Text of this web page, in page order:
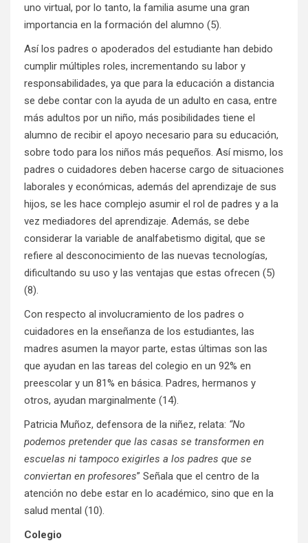
uno virtual, por lo tanto, la familia asume una gran
importancia en la formación del alumno (5).
Así los padres o apoderados del estudiante han debido
cumplir múltiples roles, incrementando su labor y
responsabilidades, ya que para la educación a distancia
se debe contar con la ayuda de un adulto en casa, entre
más adultos por un niño, más posibilidades tiene el
alumno de recibir el apoyo necesario para su educación,
sobre todo para los niños más pequeños. Así mismo, los
padres o cuidadores deben hacerse cargo de situaciones
laborales y económicas, además del aprendizaje de sus
hijos, se les hace complejo asumir el rol de padres y a la
vez mediadores del aprendizaje. Además, se debe
considerar la variable de analfabetismo digital, que se
refiere al desconocimiento de las nuevas tecnologías,
dificultando su uso y las ventajas que estas ofrecen (5)
(8).
Con respecto al involucramiento de los padres o
cuidadores en la enseñanza de los estudiantes, las
madres asumen la mayor parte, estas últimas son las
que ayudan en las tareas del colegio en un 92% en
preescolar y un 81% en básica. Padres, hermanos y
otros, ayudan marginalmente (14).
Patricia Muñoz, defensora de la niñez, relata: “No
podemos pretender que las casas se transformen en
escuelas ni tampoco exigirles a los padres que se
conviertan en profesores” Señala que el centro de la
atención no debe estar en lo académico, sino que en la
salud mental (10).
Colegio